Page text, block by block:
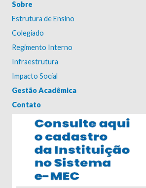
Sobre
Estrutura de Ensino
Colegiado
Regimento Interno
Infraestrutura
Impacto Social
Gestão Acadêmica
Contato